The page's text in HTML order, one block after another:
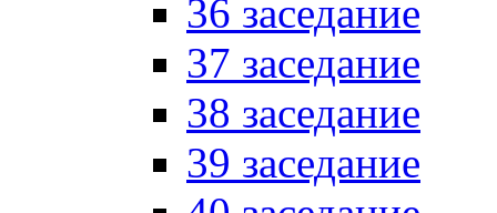
36 заседание
37 заседание
38 заседание
39 заседание